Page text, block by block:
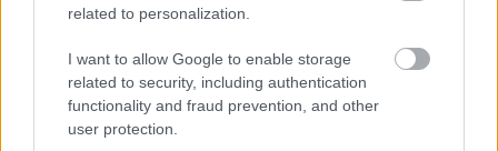
related to personalization.
I want to allow Google to enable storage
related to security, including authentication
functionality and fraud prevention, and other
user protection.